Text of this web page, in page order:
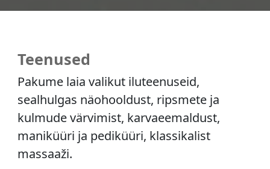
Teenused
Pakume laia valikut iluteenuseid,
sealhulgas näohooldust, ripsmete ja
kulmude värvimist, karvaeemaldust,
maniküüri ja pediküüri, klassikalist
massaaži.